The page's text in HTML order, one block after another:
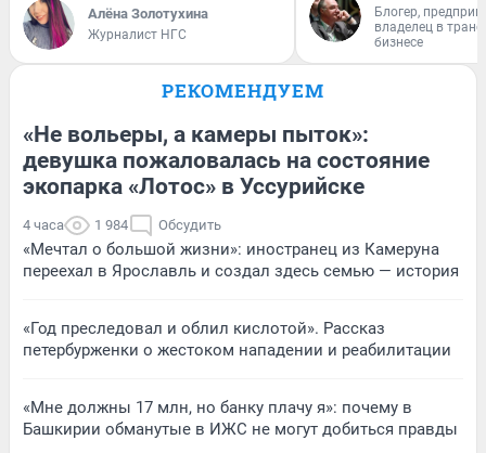
Алёна Золотухина
Журналист НГС
Блогер,
владелец в
бизнесе
РЕКОМЕНДУЕМ
«Не вольеры, а камеры пыток»:
девушка пожаловалась на состояние
экопарка «Лотос» в Уссурийске
4 часа 1 984 Обсудить
«Мечтал о большой жизни»: иностранец из Камеруна
переехал в Ярославль и создал здесь семью — история
«Год преследовал и облил кислотой». Рассказ
петербурженки о жестоком нападении и реабилитации
«Мне должны 17 млн, но банку плачу я»: почему в
Башкирии обманутые в ИЖС не могут добиться правды